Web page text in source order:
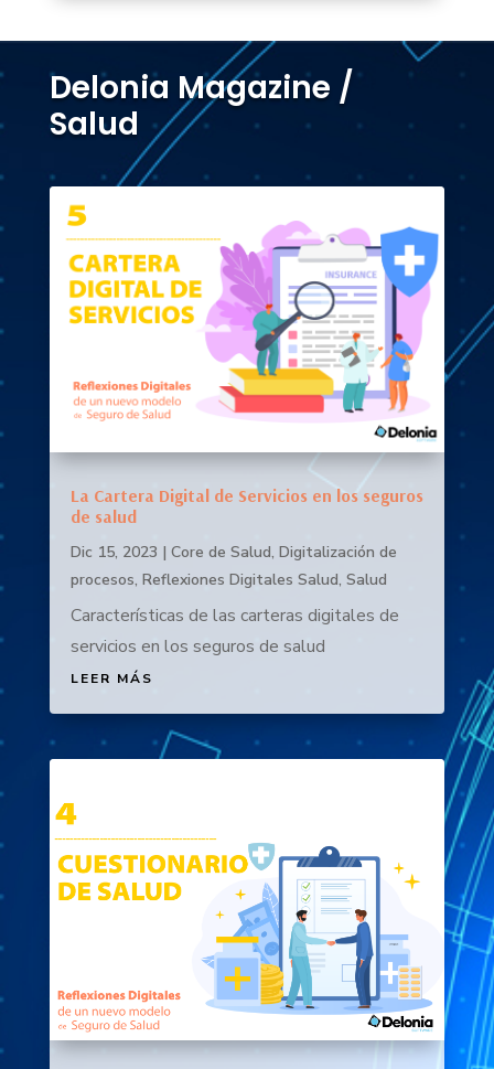
Delonia Magazine /
Salud
La Cartera Digital de Servicios en los seguros
de salud
Dic 15, 2023 | Core de Salud, Digitalización de
procesos, Reflexiones Digitales Salud, Salud
Características de las carteras digitales de
servicios en los seguros de salud
LEER MÁS